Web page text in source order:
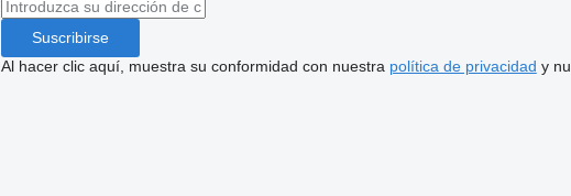
Suscribirse
Al hacer clic aquí, muestra su conformidad con nuestra política de privacidad y